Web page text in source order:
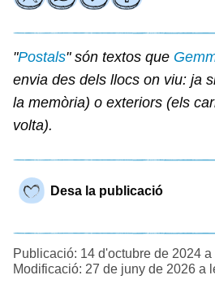
"Postals" són textos que
envia des dels llocs on viu: ja
la memòria) o exteriors (els
volta).
Desa la publicació
Publicació: 14 d'octubre de 2024
Modificació: 27 de juny de 2026 a